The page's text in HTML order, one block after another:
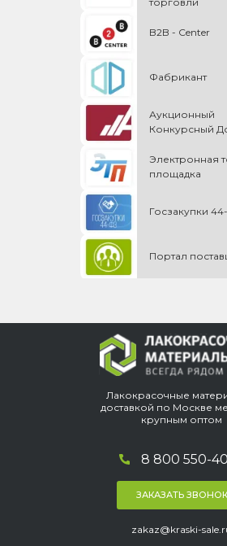
B2B - Center
Фабрикант
Аукционный
Конкурсный
Электронная
площадка
Госзакупки
Портал
Лакокрасочные
доставкой по Москве
крупным оптом
8 800 550-
ЗАКАЗАТЬ ЗВОНОК
zakaz@kraski-